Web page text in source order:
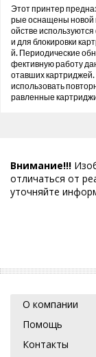
Этот принтер
рые оснащены новой
ойстве
и для блокировки
й. Периодические
фективную работу
отавших
использовать
равленные
Внимание!!!
отличаться от
уточняйте
О компании
Помощь
Контакты